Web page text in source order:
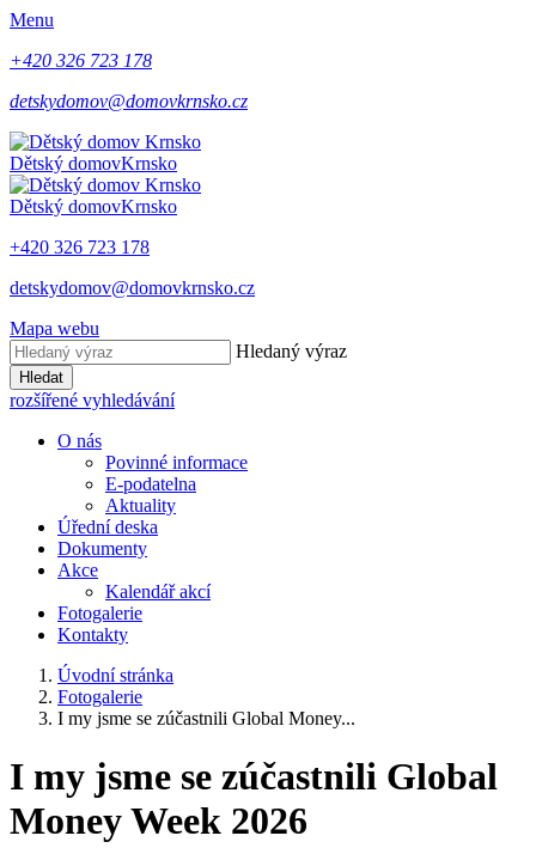
Menu
+420 326 723 178
detskydomov@domovkrnsko.cz
Dětský domovKrnsko
Dětský domovKrnsko
+420 326 723 178
detskydomov@domovkrnsko.cz
Mapa webu
Hledaný výraz
Hledat
rozšířené vyhledávání
O nás
Povinné informace
E-podatelna
Aktuality
Úřední deska
Dokumenty
Akce
Kalendář akcí
Fotogalerie
Kontakty
Úvodní stránka
Fotogalerie
I my jsme se zúčastnili Global Money...
I my jsme se zúčastnili Global
Money Week 2026